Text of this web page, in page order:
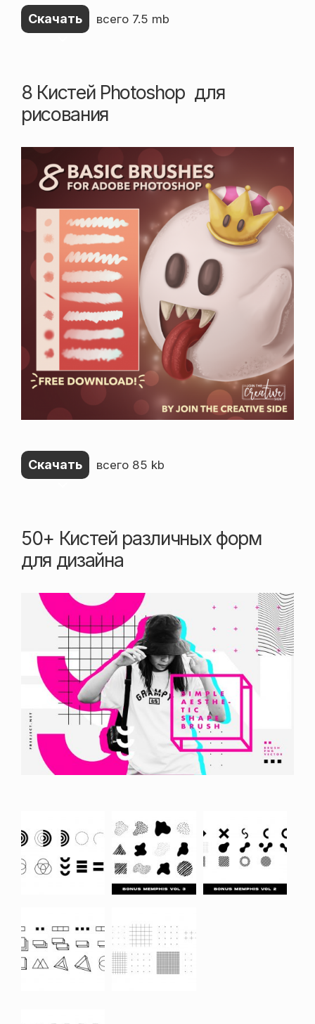
Скачать всего 7.5 mb
8 Кистей Photoshop для
рисования
Скачать всего 85 kb
50+ Кистей различных форм
для дизайна